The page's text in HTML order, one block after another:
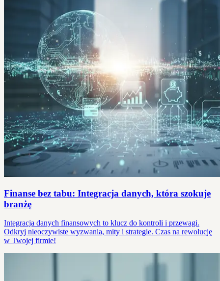
Finanse bez tabu: Integracja danych, która szokuje
branżę
Integracja danych finansowych to klucz do kontroli i przewagi.
Odkryj nieoczywiste wyzwania, mity i strategie. Czas na rewolucję
w Twojej firmie!